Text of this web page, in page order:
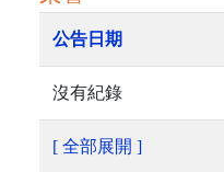
公告日期
沒有紀錄
[ 全部展開 ]